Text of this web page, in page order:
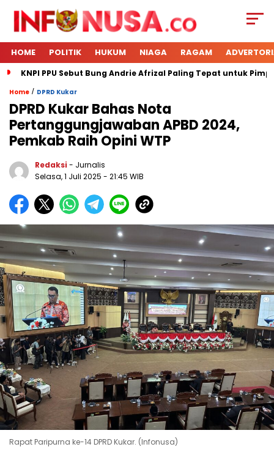
HOME POLITIK HUKUM NIAGA RAGAM
KNPI PPU Sebut Bung Andrie Afrizal Paling Tepat untuk
Home / DPRD Kukar
DPRD Kukar Bahas Nota
Pertanggungjawaban APBD 2024,
Pemkab Raih Opini WTP
Redaksi - Jurnalis
Selasa, 1 Juli 2025 - 21:45 WIB
Rapat Paripurna ke-14 DPRD Kukar. (Infonusa)